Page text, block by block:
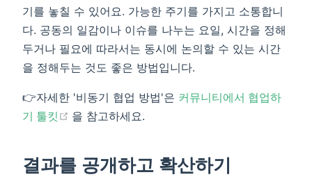
기를 놓칠 수 있어요. 가능한 주기를 가지고 소통합니
다. 공동의 일감이나 이슈를 나누는 요일, 시간을 정해
두거나 필요에 따라서는 동시에 논의할 수 있는 시간
을 정해두는 것도 좋은 방법입니다.
👉자세한 '비동기 협업 방법'은 커뮤니티에서 협업하
기 툴킷
(opens new window)
을 참고하세요.
결과를 공개하고 확산하기